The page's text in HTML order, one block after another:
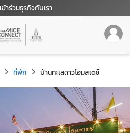
เข้าร่วมธุรกิจกับเรา
ที่พัก บ้านทะเลดาวโฮมสเตย์